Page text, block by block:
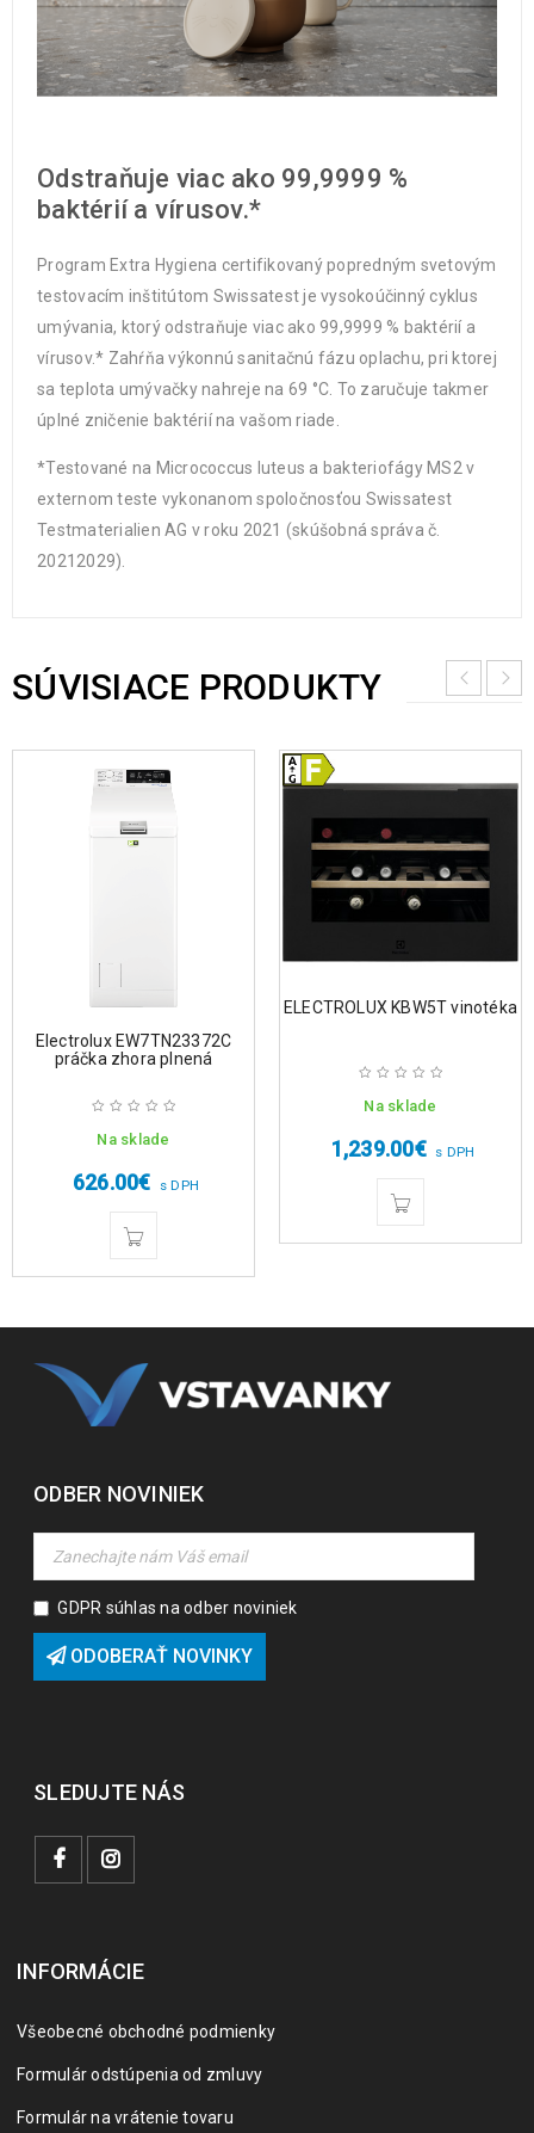
Odstraňuje viac ako 99,9999 %
baktérií a vírusov.*
Program Extra Hygiena certifikovaný popredným svetovým
testovacím inštitútom Swissatest je vysokoúčinný cyklus
umývania, ktorý odstraňuje viac ako 99,9999 % baktérií a
vírusov.* Zahŕňa výkonnú sanitačnú fázu oplachu, pri ktorej
sa teplota umývačky nahreje na 69 °C. To zaručuje takmer
úplné zničenie baktérií na vašom riade.
*Testované na Micrococcus luteus a bakteriofágy MS2 v
externom teste vykonanom spoločnosťou Swissatest
Testmaterialien AG v roku 2021 (skúšobná správa č.
20212029).
SÚVISIACE PRODUKTY
Electrolux EW7TN23372C
práčka zhora plnená
Na sklade
626.00€ s DPH
ELECTROLUX KBW5T vinotéka
Na sklade
1,239.00€ s DPH
ODBER NOVINIEK
GDPR súhlas na odber noviniek
ODOBERAŤ NOVINKY
SLEDUJTE NÁS
INFORMÁCIE
Všeobecné obchodné podmienky
Formulár odstúpenia od zmluvy
Formulár na vrátenie tovaru